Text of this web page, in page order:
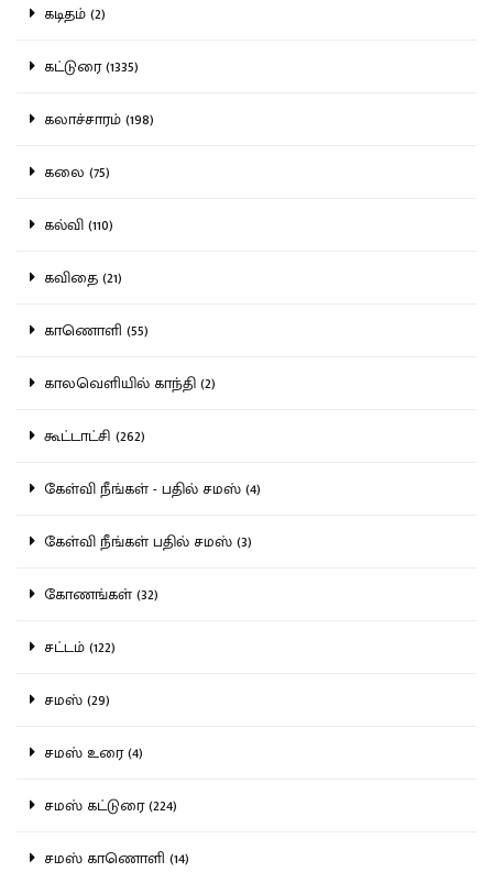
கடிதம் (2)
கட்டுரை (1335)
கலாச்சாரம் (198)
கலை (75)
கல்வி (110)
கவிதை (21)
காணொளி (55)
காலவெளியில் காந்தி (2)
கூட்டாட்சி (262)
கேள்வி நீங்கள் - பதில் சமஸ் (4)
கேள்வி நீங்கள் பதில் சமஸ் (3)
கோணங்கள் (32)
சட்டம் (122)
சமஸ் (29)
சமஸ் உரை (4)
சமஸ் கட்டுரை (224)
சமஸ் காணொளி (14)